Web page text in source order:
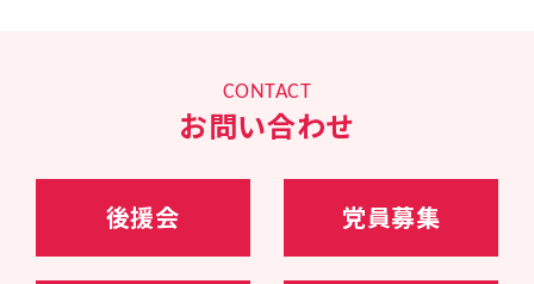
20年10月～、衆議院内閣委員会委員長
21年10月～、内閣官房副長官（政務）、内閣総理
大臣補佐官
事長代理・政調会長特別補佐
CONTACT
お問い合わせ
後援会 党員募集